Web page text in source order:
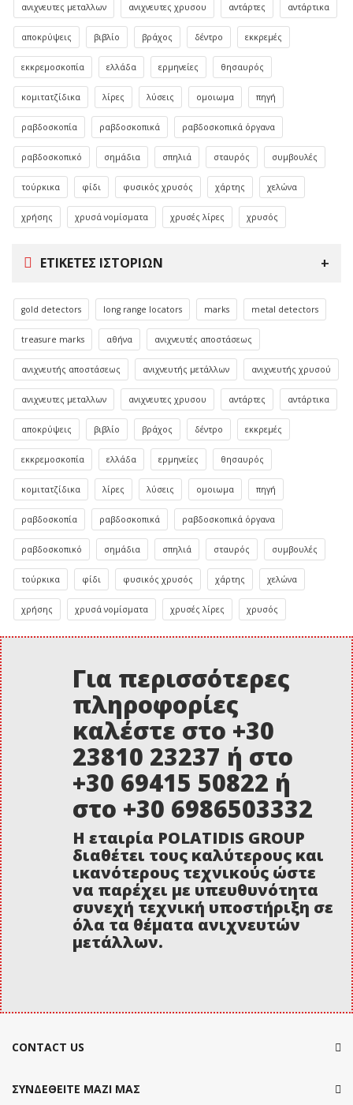
ανιχνευτες μεταλλων ανιχνευτες χρυσου αντάρτες αντάρτικα
αποκρύψεις βιβλίο βράχος δέντρο εκκρεμές
εκκρεμοσκοπία ελλάδα ερμηνείες θησαυρός
κομιτατζίδικα λίρες λύσεις ομοιωμα πηγή
ραβδοσκοπία ραβδοσκοπικά ραβδοσκοπικά όργανα
ραβδοσκοπικό σημάδια σπηλιά σταυρός συμβουλές
τούρκικα φίδι φυσικός χρυσός χάρτης χελώνα
χρήσης χρυσά νομίσματα χρυσές λίρες χρυσός
ΕΤΙΚΈΤΕΣ ΙΣΤΟΡΙΏΝ
gold detectors long range locators marks metal detectors
treasure marks αθήνα ανιχνευτές αποστάσεως
ανιχνευτής αποστάσεως ανιχνευτής μετάλλων ανιχνευτής χρυσού
ανιχνευτες μεταλλων ανιχνευτες χρυσου αντάρτες αντάρτικα
αποκρύψεις βιβλίο βράχος δέντρο εκκρεμές
εκκρεμοσκοπία ελλάδα ερμηνείες θησαυρός
κομιτατζίδικα λίρες λύσεις ομοιωμα πηγή
ραβδοσκοπία ραβδοσκοπικά ραβδοσκοπικά όργανα
ραβδοσκοπικό σημάδια σπηλιά σταυρός συμβουλές
τούρκικα φίδι φυσικός χρυσός χάρτης χελώνα
χρήσης χρυσά νομίσματα χρυσές λίρες χρυσός
Για περισσότερες
πληροφορίες
καλέστε στο +30
23810 23237 ή στο
+30 69415 50822 ή
στο +30 6986503332
Η εταιρία POLATIDIS GROUP
διαθέτει τους καλύτερους και
ικανότερους τεχνικούς ώστε
να παρέχει με υπευθυνότητα
συνεχή τεχνική υποστήριξη σε
όλα τα θέματα ανιχνευτών
μετάλλων.
CONTACT US
ΣΥΝΔΕΘΕΙΤΕ ΜΑΖΙ ΜΑΣ